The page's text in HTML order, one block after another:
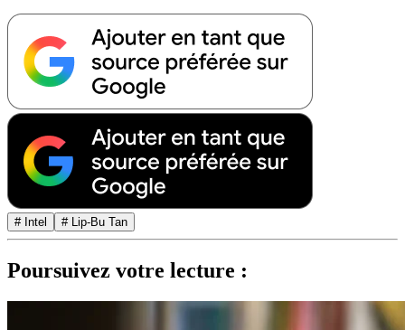
# Intel # Lip-Bu Tan
Poursuivez votre lecture :